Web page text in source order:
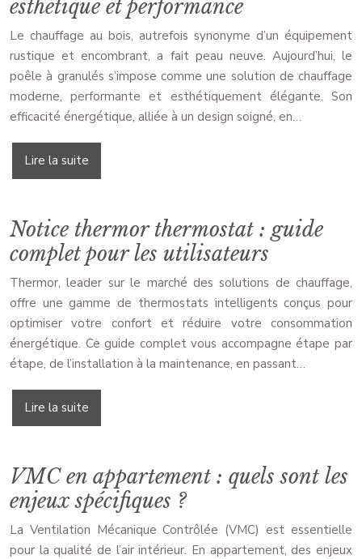
esthétique et performance
Le chauffage au bois, autrefois synonyme d’un équipement
rustique et encombrant, a fait peau neuve. Aujourd’hui, le
poêle à granulés s’impose comme une solution de chauffage
moderne, performante et esthétiquement élégante. Son
efficacité énergétique, alliée à un design soigné, en…
Lire la suite
Notice thermor thermostat : guide
complet pour les utilisateurs
Thermor, leader sur le marché des solutions de chauffage,
offre une gamme de thermostats intelligents conçus pour
optimiser votre confort et réduire votre consommation
énergétique. Ce guide complet vous accompagne étape par
étape, de l’installation à la maintenance, en passant…
Lire la suite
VMC en appartement : quels sont les
enjeux spécifiques ?
La Ventilation Mécanique Contrôlée (VMC) est essentielle
pour la qualité de l’air intérieur. En appartement, des enjeux